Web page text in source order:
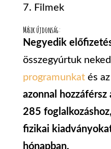
Filmek
Másik újdonság:
Negyedik
összegyúrtuk neked
programunkatés az
azonnal
285
fizikai
hónapban.